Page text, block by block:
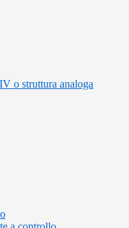
o struttura analoga